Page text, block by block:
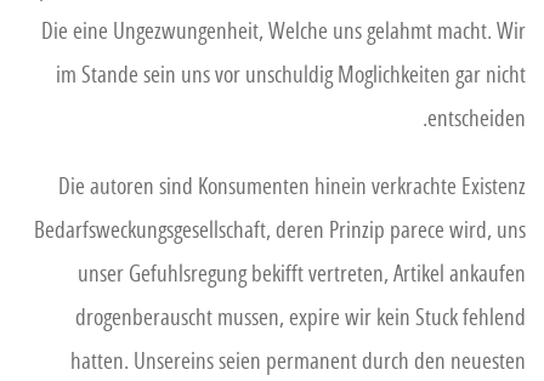
Die eine Ungezwungenheit, Welche uns gelahmt macht. Wir
im Stande sein uns vor unschuldig Moglichkeiten gar nicht
entscheiden.
Die autoren sind Konsumenten hinein verkrachte Existenz
Bedarfsweckungsgesellschaft, deren Prinzip parece wird, uns
unser Gefuhlsregung bekifft vertreten, Artikel ankaufen
drogenberauscht mussen, expire wir kein Stuck fehlend
hatten. Unsereins seien permanent durch den neuesten